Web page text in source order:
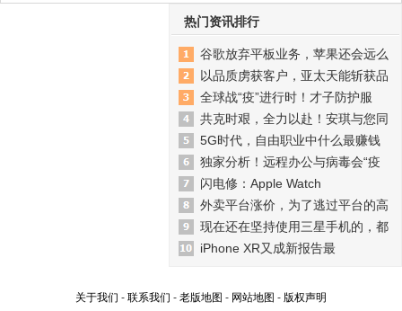
热门资讯排行
谷歌放弃平板业务，苹果还会远么
以品质虏获客户，亚太天能斩获品
全球战“疫”进行时！才子防护服
共克时艰，全力以赴！安琪与您同
5G时代，自由职业中什么最赚钱
独家分析！远程办公与病毒会“疫
闪电修：Apple Watch
外卖平台涨价，为了逃过平台的高
现在还在坚持使用三星手机的，都
iPhone XR又成新报告最
关于我们 - 联系我们 - 老版地图 - 网站地图 - 版权声明